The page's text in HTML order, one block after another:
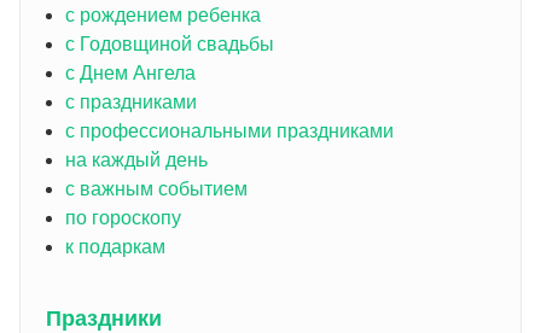
с рождением ребенка
с Годовщиной свадьбы
с Днем Ангела
с праздниками
с профессиональными праздниками
на каждый день
с важным событием
по гороскопу
к подаркам
Праздники